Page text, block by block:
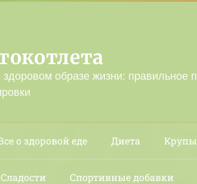
здоровом образе жизни: правильное
о здоровой еде Диета
Сладости Спортивные добавки